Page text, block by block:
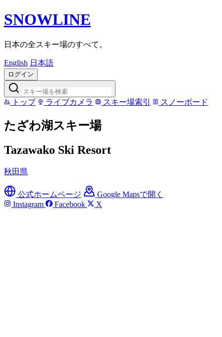
SNOWLINE
日本の全スキー場のすべて。
English 日本語
ログイン
トップ ライブカメラ スキー場索引 スノーボード
たざわ湖スキー場
Tazawako Ski Resort
秋田県
公式ホームページ
Google Mapsで開く
Instagram
Facebook X